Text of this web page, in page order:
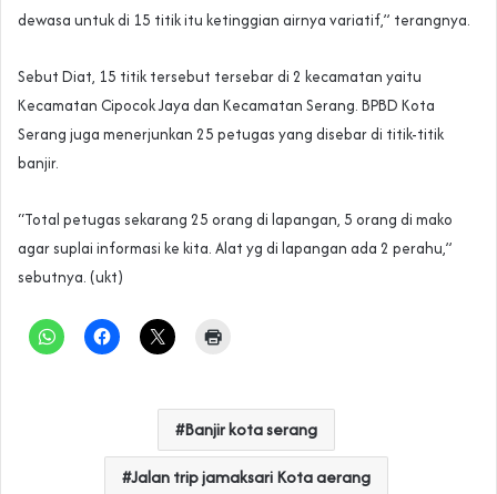
dewasa untuk di 15 titik itu ketinggian airnya variatif,” terangnya.
Sebut Diat, 15 titik tersebut tersebar di 2 kecamatan yaitu
Kecamatan Cipocok Jaya dan Kecamatan Serang. BPBD Kota
Serang juga menerjunkan 25 petugas yang disebar di titik-titik
banjir.
“Total petugas sekarang 25 orang di lapangan, 5 orang di mako
agar suplai informasi ke kita. Alat yg di lapangan ada 2 perahu,”
sebutnya. (ukt)
Banjir kota serang
Jalan trip jamaksari Kota aerang